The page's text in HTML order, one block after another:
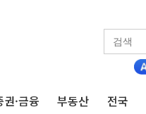
권·금융 부동산 전국
매매한 2명 검찰 송치
질주…글로벌 자금 몰린다
4.7% 증가…'권고' 40% 급증